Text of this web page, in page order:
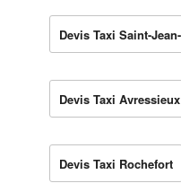
Devis Taxi Saint-
Devis Taxi Avressieux
Devis Taxi Rochefort